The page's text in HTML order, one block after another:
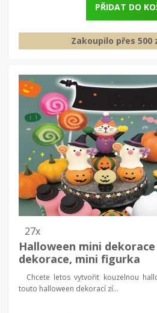
PŘIDAT DO
Zakoupilo přes 500
27x
Halloween mini
dekorace, mini figurka
Chcete letos vytvořit kouzelnou
touto halloween dekorací zí...